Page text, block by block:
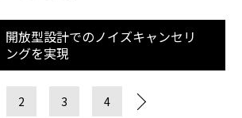
開放型設計でのノイズキャンセリ
ングを実現
2 3 4